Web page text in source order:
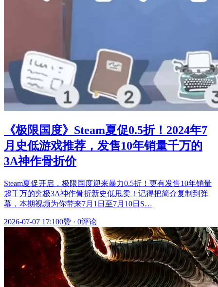
《极限国度》Steam夏促0.5折！2024年7
月史低游戏推荐，发售10年销量千万的
3A神作骨折价
Steam夏促开启，极限国度迎来暴力0.5折！更有发售10年销量
超千万的究极3A神作骨折新史低甩卖！记得把简介复制到弹
幕，本期视频为你带来7月1日至7月10日S…
2026-07-07 17:100赞 · 0评论